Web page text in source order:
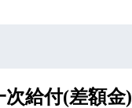
給付(差額金)